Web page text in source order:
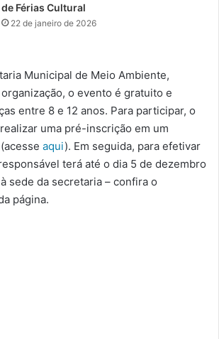
de Férias Cultural
22 de janeiro de 2026
Municipal de Meio Ambiente,
o evento é gratuito e
entre 8 e 12 anos. Para participar, o
uma pré-inscrição em um
aqui). Em seguida, para efetivar
terá até o dia 5 de dezembro
sede da secretaria – confira o
página.